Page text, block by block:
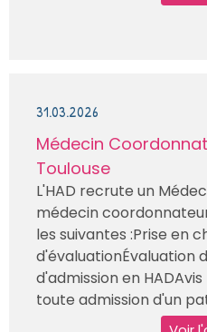
31.03.2026
Médecin
Toulouse
L'HAD recrute un
médecin
les suivantes :Prise en
d'évaluationÉvaluation
d'admission en
toute admission d'un